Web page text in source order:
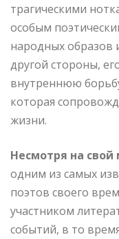
трагическими
особым
народных образов
другой стороны,
внутреннюю
которая
жизни.
Несмотря на
одним из самых
поэтов своего
участником
событий, в то